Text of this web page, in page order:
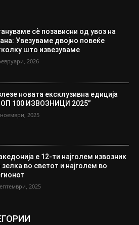
сè позависни од увоз на
Увезуваме двојно повеќе
што извезуваме
2026
новата ексклузивна едиција
100 ИЗВОЗНИЦИ 2025”
2025
е 12-ти најголем извозник
зелка во светот и најголем во
2025